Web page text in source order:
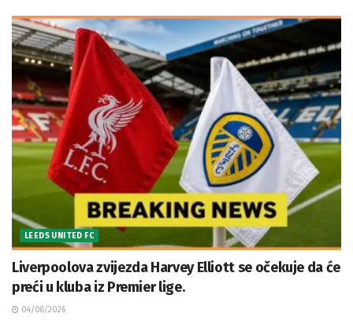
LEEDS UNITED FC
Liverpoolova zvijezda Harvey Elliott se očekuje da će
preći u kluba iz Premier lige.
04/08/2026